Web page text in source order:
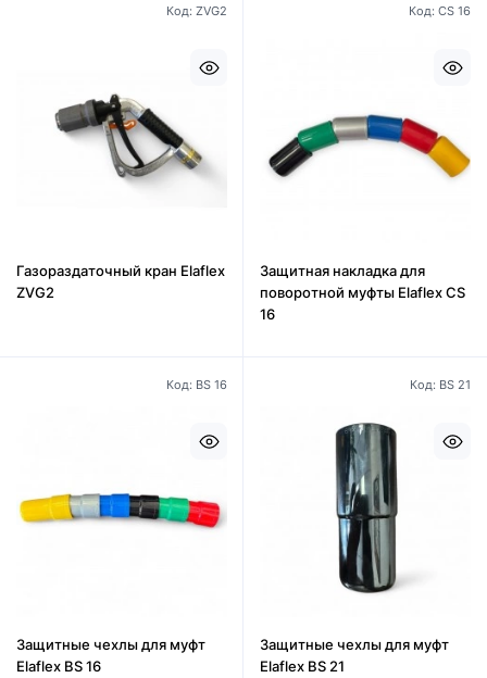
Код: ZVG2
Газораздаточный кран Elaflex
ZVG2
Код: CS 16
Защитная накладка для
поворотной муфты Elaflex CS
16
Код: BS 16
Защитные чехлы для муфт
Elaflex BS 16
Код: BS 21
Защитные чехлы для муфт
Elaflex BS 21